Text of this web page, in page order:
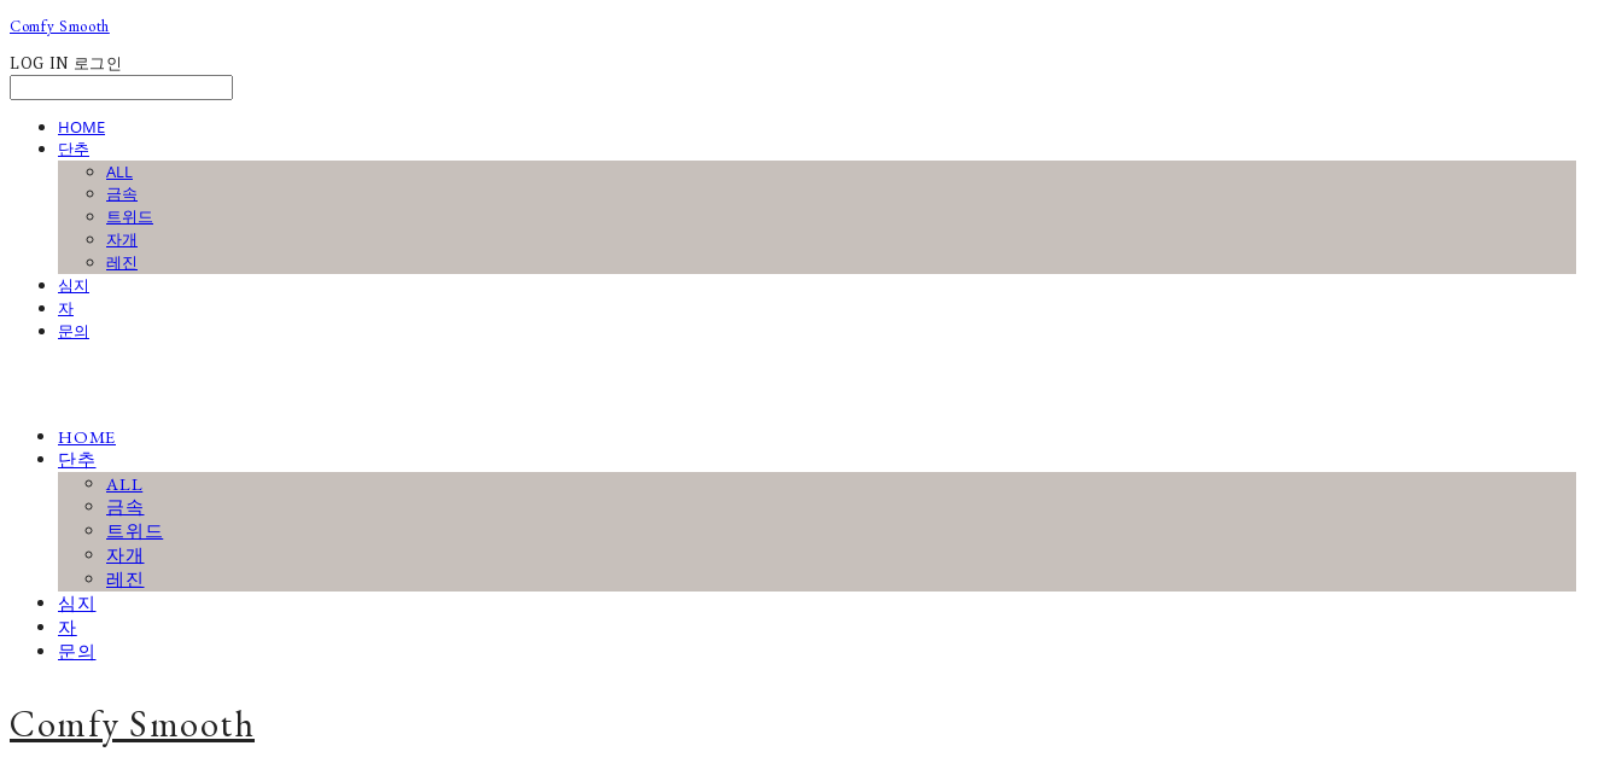
Comfy Smooth
LOG IN 로그인
HOME
단추
ALL
금속
트위드
자개
레진
심지
자
문의
HOME
단추
ALL
금속
트위드
자개
레진
심지
자
문의
Comfy Smooth